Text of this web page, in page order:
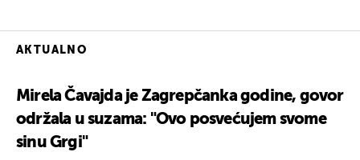
AKTUALNO
Mirela Čavajda je Zagrepčanka godine, govor
održala u suzama: "Ovo posvećujem svome
sinu Grgi"